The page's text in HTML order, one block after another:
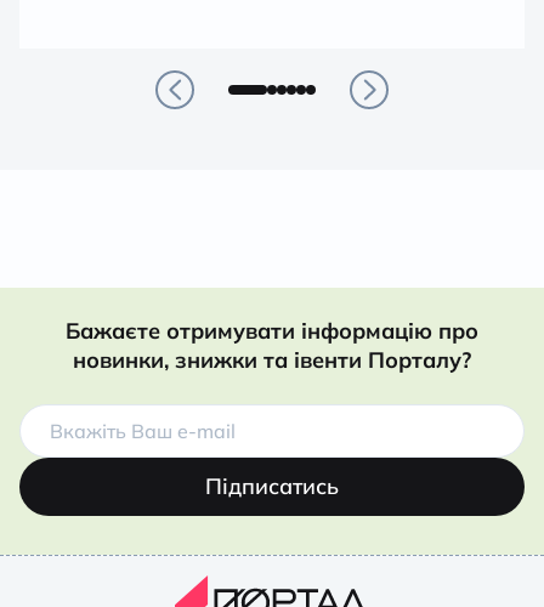
Бажаєте отримувати інформацію про
новинки, знижки та івенти Порталу?
Підписатись